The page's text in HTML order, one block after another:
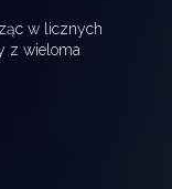
w licznych
z wieloma